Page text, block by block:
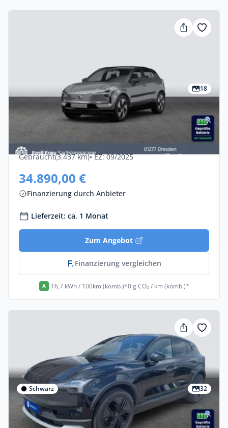
18
Privat & Gewerbe
Volvo Ex30 Single Motor Plus 5dr
Elektro •
Gebraucht(3.437 km)• EZ: 09/2025
34.890,00 €
Finanzierung durch Anbieter
Lieferzeit: ca. 1 Monat
Zum Angebot
Finanzierung vergleichen
A 16,7 kWh / 100km (komb.)*0 g CO₂ / km (komb.)*
Schwarz 32
Gewerbe & Privat